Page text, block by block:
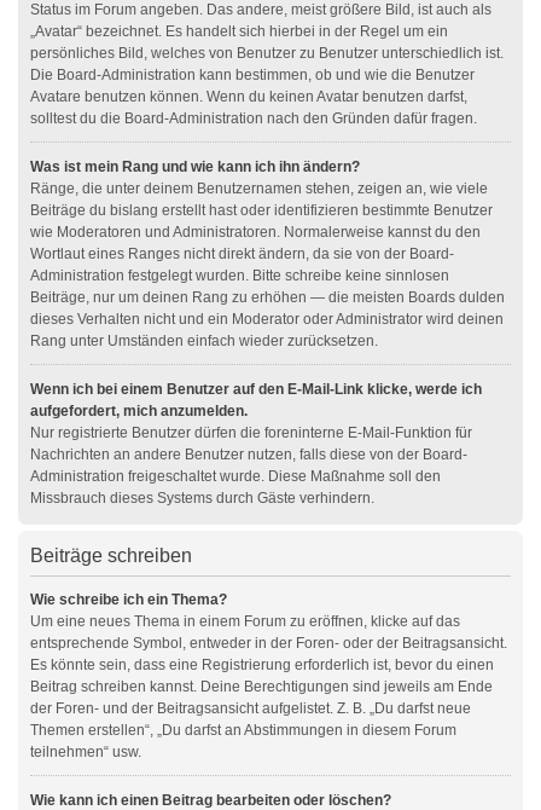
Status im Forum angeben. Das andere, meist größere Bild, ist auch als
„Avatar“ bezeichnet. Es handelt sich hierbei in der Regel um ein
persönliches Bild, welches von Benutzer zu Benutzer unterschiedlich ist.
Die Board-Administration kann bestimmen, ob und wie die Benutzer
Avatare benutzen können. Wenn du keinen Avatar benutzen darfst,
solltest du die Board-Administration nach den Gründen dafür fragen.
Was ist mein Rang und wie kann ich ihn ändern?
Ränge, die unter deinem Benutzernamen stehen, zeigen an, wie viele
Beiträge du bislang erstellt hast oder identifizieren bestimmte Benutzer
wie Moderatoren und Administratoren. Normalerweise kannst du den
Wortlaut eines Ranges nicht direkt ändern, da sie von der Board-
Administration festgelegt wurden. Bitte schreibe keine sinnlosen
Beiträge, nur um deinen Rang zu erhöhen — die meisten Boards dulden
dieses Verhalten nicht und ein Moderator oder Administrator wird deinen
Rang unter Umständen einfach wieder zurücksetzen.
Wenn ich bei einem Benutzer auf den E-Mail-Link klicke, werde ich
aufgefordert, mich anzumelden.
Nur registrierte Benutzer dürfen die foreninterne E-Mail-Funktion für
Nachrichten an andere Benutzer nutzen, falls diese von der Board-
Administration freigeschaltet wurde. Diese Maßnahme soll den
Missbrauch dieses Systems durch Gäste verhindern.
Beiträge schreiben
Wie schreibe ich ein Thema?
Um eine neues Thema in einem Forum zu eröffnen, klicke auf das
entsprechende Symbol, entweder in der Foren- oder der Beitragsansicht.
Es könnte sein, dass eine Registrierung erforderlich ist, bevor du einen
Beitrag schreiben kannst. Deine Berechtigungen sind jeweils am Ende
der Foren- und der Beitragsansicht aufgelistet. Z. B. „Du darfst neue
Themen erstellen“, „Du darfst an Abstimmungen in diesem Forum
teilnehmen“ usw.
Wie kann ich einen Beitrag bearbeiten oder löschen?